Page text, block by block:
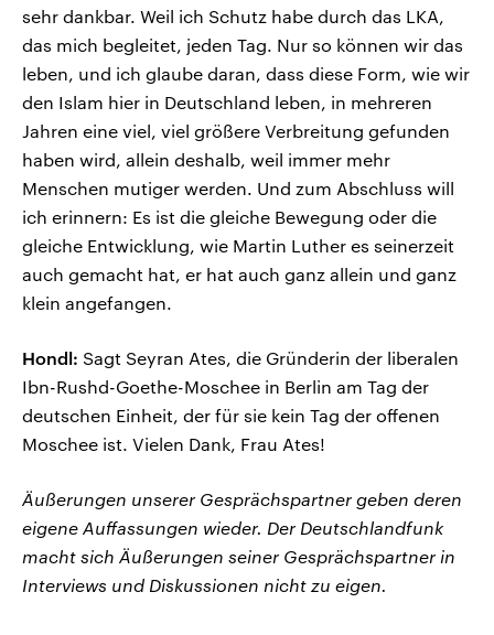
sehr dankbar. Weil ich Schutz habe durch das LKA,
das mich begleitet, jeden Tag. Nur so können wir das
leben, und ich glaube daran, dass diese Form, wie wir
den Islam hier in Deutschland leben, in mehreren
Jahren eine viel, viel größere Verbreitung gefunden
haben wird, allein deshalb, weil immer mehr
Menschen mutiger werden. Und zum Abschluss will
ich erinnern: Es ist die gleiche Bewegung oder die
gleiche Entwicklung, wie Martin Luther es seinerzeit
auch gemacht hat, er hat auch ganz allein und ganz
klein angefangen.
Hondl: Sagt Seyran Ates, die Gründerin der liberalen
Ibn-Rushd-Goethe-Moschee in Berlin am Tag der
deutschen Einheit, der für sie kein Tag der offenen
Moschee ist. Vielen Dank, Frau Ates!
Äußerungen unserer Gesprächspartner geben deren
eigene Auffassungen wieder. Der Deutschlandfunk
macht sich Äußerungen seiner Gesprächspartner in
Interviews und Diskussionen nicht zu eigen.